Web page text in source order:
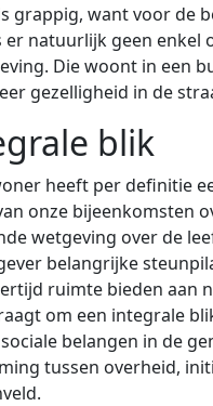
grappig, want voor de
er natuurlijk geen enkel
Die woont in een
gezelligheid in de
blik
heeft per definitie
onze bijeenkomsten
wetgeving over de
belangrijke
ruimte bieden aan
om een integrale
belangen in de
tussen overheid,